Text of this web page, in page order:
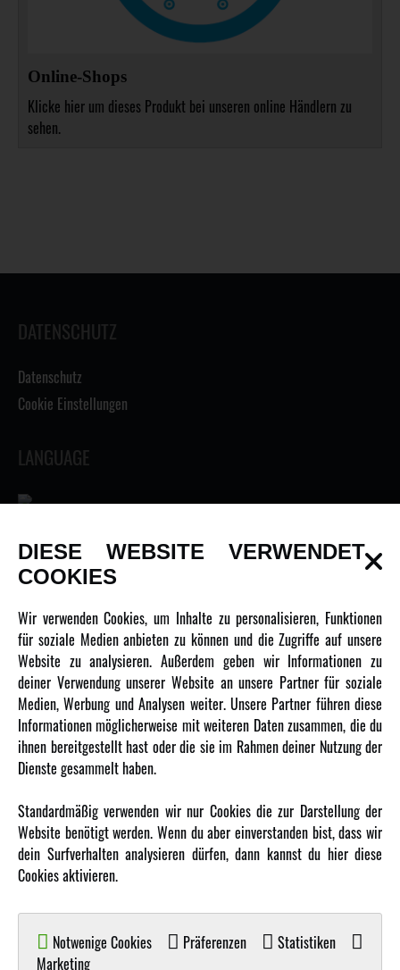
Online-Shops
Klicke hier um dieses Produkt bei unseren online Händlern zu
sehen.
DATENSCHUTZ
Datenschutz
Cookie Einstellungen
LANGUAGE
INFORMATIONEN
Newsletter
Über uns
Karriere
Amewi Kataloge
MEHR VON AMEWI
Amewi Construction - Nutzfahrzeuge
Malinos - Die kreative Seite von Amewi
Werden Sie Amewi Händler
DIESE WEBSITE VERWENDET
COOKIES
Wir verwenden Cookies, um Inhalte zu personalisieren, Funktionen
für soziale Medien anbieten zu können und die Zugriffe auf unsere
Website zu analysieren. Außerdem geben wir Informationen zu
deiner Verwendung unserer Website an unsere Partner für soziale
Medien, Werbung und Analysen weiter. Unsere Partner führen diese
Informationen möglicherweise mit weiteren Daten zusammen, die du
ihnen bereitgestellt hast oder die sie im Rahmen deiner Nutzung der
Dienste gesammelt haben.
Standardmäßig verwenden wir nur Cookies die zur Darstellung der
Website benötigt werden. Wenn du aber einverstanden bist, dass wir
dein Surfverhalten analysieren dürfen, dann kannst du hier diese
Cookies aktivieren.
Notwenige Cookies Präferenzen
Statistiken
Marketing